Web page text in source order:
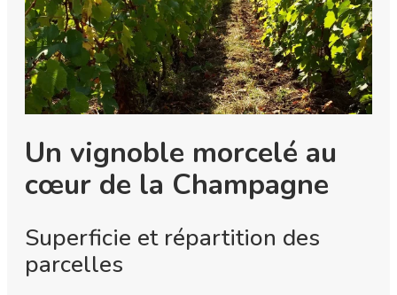
Un vignoble morcelé au
cœur de la Champagne
Superficie et répartition des
parcelles